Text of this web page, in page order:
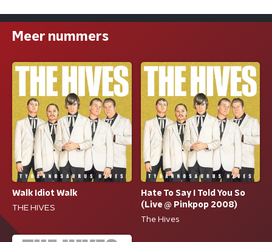
Meer nummers
Walk Idiot Walk
THE HIVES
Hate To Say I Told You So
(Live @ Pinkpop 2008)
The Hives